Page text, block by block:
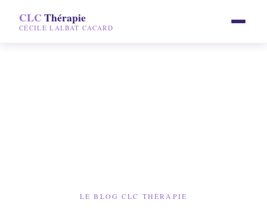
CLCThérapie
CLCThérapie
CÉCILE LALBAT CACARD
CLCThérapie
CÉCILE LALBAT CACARD
LE BLOG CLC THÉRAPIE